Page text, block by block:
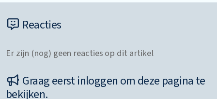
Reacties
Er zijn (nog) geen reacties op dit artikel
Graag eerst inloggen om deze pagina te
bekijken.